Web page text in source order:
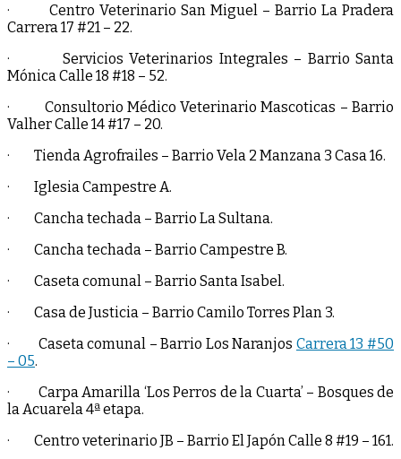
· Centro Veterinario San Miguel – Barrio La Pradera
Carrera 17 #21 – 22.
· Servicios Veterinarios Integrales – Barrio Santa
Mónica Calle 18 #18 – 52.
· Consultorio Médico Veterinario Mascoticas – Barrio
Valher Calle 14 #17 – 20.
· Tienda Agrofrailes – Barrio Vela 2 Manzana 3 Casa 16.
· Iglesia Campestre A.
· Cancha techada – Barrio La Sultana.
· Cancha techada – Barrio Campestre B.
· Caseta comunal – Barrio Santa Isabel.
· Casa de Justicia – Barrio Camilo Torres Plan 3.
· Caseta comunal – Barrio Los Naranjos Carrera 13 #50
– 05.
· Carpa Amarilla ‘Los Perros de la Cuarta’ – Bosques de
la Acuarela 4ª etapa.
· Centro veterinario JB – Barrio El Japón Calle 8 #19 – 161.